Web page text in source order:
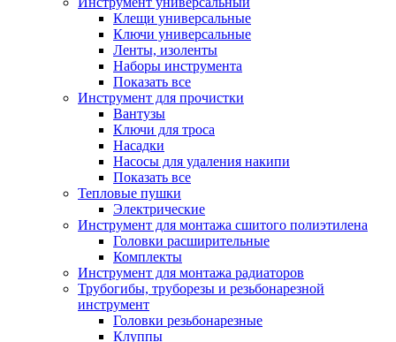
Клещи универсальные
Ключи универсальные
Ленты, изоленты
Наборы инструмента
Показать все
Инструмент для прочистки
Вантузы
Ключи для троса
Насадки
Насосы для удаления накипи
Показать все
Тепловые пушки
Электрические
Инструмент для монтажа сшитого полиэтилена
Головки расширительные
Комплекты
Инструмент для монтажа радиаторов
Трубогибы, труборезы и резьбонарезной
инструмент
Головки резьбонарезные
Клуппы